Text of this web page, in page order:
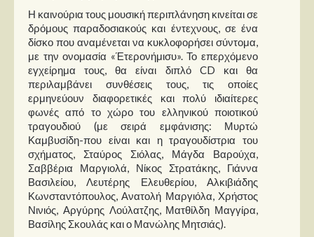
Η καινούρια τους μουσική περιπλάνηση κινείται σε
δρόμους παραδοσιακούς και έντεχνους, σε ένα
δίσκο που αναμένεται να κυκλοφορήσει σύντομα,
με την ονομασία «Έτερονήμισυ». Το επερχόμενο
εγχείρημα τους, θα είναι διπλό CD και θα
περιλαμβάνει συνθέσεις τους, τις οποίες
ερμηνεύουν διαφορετικές και πολύ ιδιαίτερες
φωνές από το χώρο του ελληνικού ποιοτικού
τραγουδιού (με σειρά εμφάνισης: Μυρτώ
Καμβυσίδη-που είναι και η τραγουδίστρια του
σχήματος, Σταύρος Σιόλας, Μάγδα Βαρούχα,
Σαββέρια Μαργιολά, Νίκος Στρατάκης, Γιάννα
Βασιλείου, Λευτέρης Ελευθερίου, Αλκιβιάδης
Κωνσταντόπουλος, Ανατολή Μαργιόλα, Χρήστος
Νινιός, Αργύρης Λούλατζης, Ματθίλδη Μαγγίρα,
Βασίλης Σκουλάς και ο Μανώλης Μητσιάς).